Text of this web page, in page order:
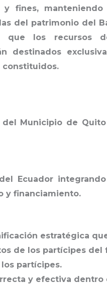
y fines,
del patrimonio del
que los recursos
destinados
constituidos.
Municipio de
Ecuador
y financiamiento.
estratégica
de los partícipes del
partícipes.
y efectiva